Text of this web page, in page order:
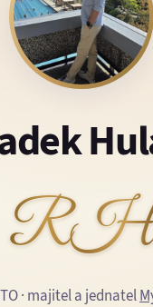
RH
· majitel a jednatel